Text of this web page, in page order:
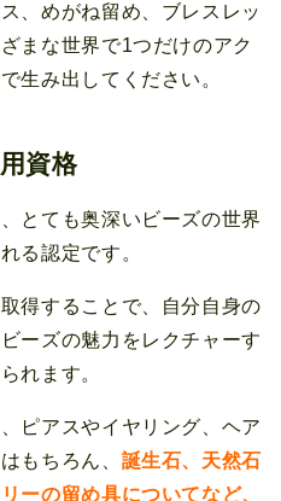
、めがね留め、ブレスレッ
まな世界で1つだけのアク
生み出してください。
資格
とても奥深いビーズの世界
る認定です。
得することで、自分自身の
ーズの魅力をレクチャーす
れます。
ピアスやイヤリング、ヘア
もちろん、 誕生石、天然石
ーの留め具についてなど、